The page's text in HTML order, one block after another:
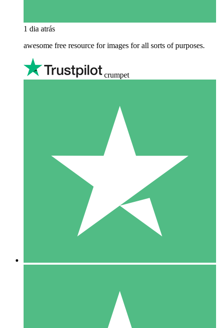
1 dia atrás
awesome free resource for images for all sorts of purposes.
crumpet